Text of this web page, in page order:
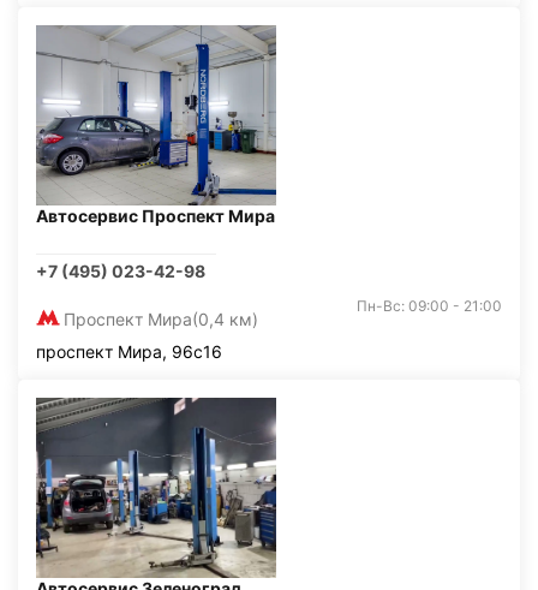
Автосервис Проспект Мира
+7 (495) 023-42-98
Проспект Мира(0,4 км)
Пн-Вс: 09:00 - 21:00
проспект Мира, 96с16